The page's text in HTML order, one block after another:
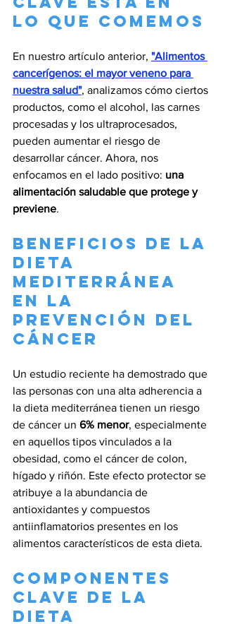
lo que comemos
En nuestro artículo anterior, "Alimentos
cancerígenos: el mayor veneno para
nuestra salud", analizamos cómo ciertos
productos, como el alcohol, las carnes
procesadas y los ultraprocesados,
pueden aumentar el riesgo de
desarrollar cáncer. Ahora, nos
enfocamos en el lado positivo: una
alimentación saludable que protege y
previene.
Beneficios de la
dieta
mediterránea
en la
prevención del
cáncer
Un estudio reciente ha demostrado que
las personas con una alta adherencia a
la dieta mediterránea tienen un riesgo
de cáncer un 6% menor, especialmente
en aquellos tipos vinculados a la
obesidad, como el cáncer de colon,
hígado y riñón. Este efecto protector se
atribuye a la abundancia de
antioxidantes y compuestos
antiinflamatorios presentes en los
alimentos característicos de esta dieta.
Componentes
clave de la
dieta